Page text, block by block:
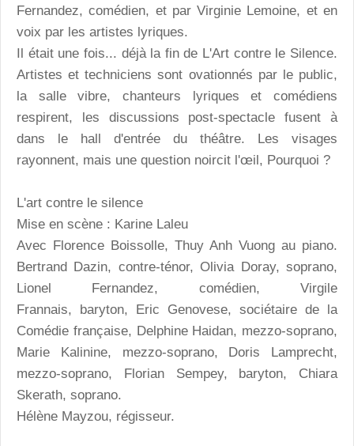
Fernandez, comédien, et par Virginie Lemoine, et en
voix par les artistes lyriques.
Il était une fois... déjà la fin de L'Art contre le Silence.
Artistes et techniciens sont ovationnés par le public,
la salle vibre, chanteurs lyriques et comédiens
respirent, les discussions post-spectacle fusent à
dans le hall d'entrée du théâtre. Les visages
rayonnent, mais une question noircit l'œil, Pourquoi ?
L'art contre le silence
Mise en scène : Karine Laleu
Avec Florence Boissolle, Thuy Anh Vuong au piano.
Bertrand Dazin, contre-ténor, Olivia Doray, soprano,
Lionel Fernandez, comédien, Virgile
Frannais, baryton, Eric Genovese, sociétaire de la
Comédie française, Delphine Haidan, mezzo-soprano,
Marie Kalinine, mezzo-soprano, Doris Lamprecht,
mezzo-soprano, Florian Sempey, baryton, Chiara
Skerath, soprano.
Hélène Mayzou, régisseur.